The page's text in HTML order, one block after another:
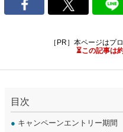
［PR］本ページはプ
⏳この記事は
目次
● キャンペーンエントリー期間